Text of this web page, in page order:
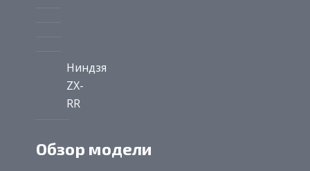
Ниндзя
ZX-
RR
Обзор модели